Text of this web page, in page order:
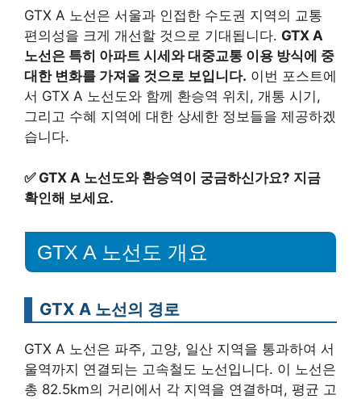
GTX A 노선은 서울과 인접한 수도권 지역의 교통
편의성을 크게 개선할 것으로 기대됩니다. GTX A
노선은 특히 아파트 시세와 대중교통 이용 방식에 중
대한 변화를 가져올 것으로 보입니다. 이번 포스트에
서 GTX A 노선도와 함께 환승역 위치, 개통 시기,
그리고 수혜 지역에 대한 상세한 정보들을 제공하겠
습니다.
✅ GTX A 노선도와 환승역이 궁금하신가요? 지금
확인해 보세요.
GTX A 노선도 개요
GTX A 노선의 경로
GTX A 노선은 파주, 고양, 일산 지역을 통과하여 서
울역까지 연결되는 고속철도 노선입니다. 이 노선은
총 82.5km의 거리에서 각 지역을 연결하며, 평균 고